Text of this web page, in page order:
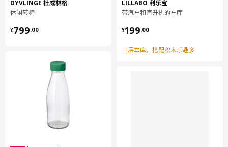
填料:
100 %聚酯纤维（100%再生材料）
组装说明和文件
302.098.66
305.125.94
503.927.41
DYVLINGE 杜威林格
休闲转椅
¥799.00
¥ 799.00
LILLABO 利乐宝
带汽车和直升机的车库
¥199.00
¥ 199.00
三层车库，搭配积木乐趣多